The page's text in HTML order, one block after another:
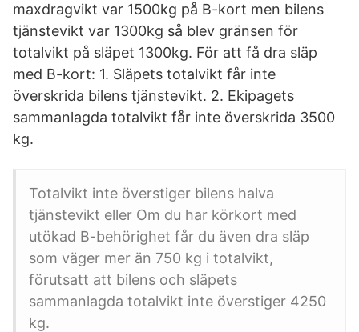
maxdragvikt var 1500kg på B-kort men bilens
tjänstevikt var 1300kg så blev gränsen för
totalvikt på släpet 1300kg. För att få dra släp
med B-kort: 1. Släpets totalvikt får inte
överskrida bilens tjänstevikt. 2. Ekipagets
sammanlagda totalvikt får inte överskrida 3500
kg.
Totalvikt inte överstiger bilens halva
tjänstevikt eller Om du har körkort med
utökad B-behörighet får du även dra släp
som väger mer än 750 kg i totalvikt,
förutsatt att bilens och släpets
sammanlagda totalvikt inte överstiger 4250
kg.